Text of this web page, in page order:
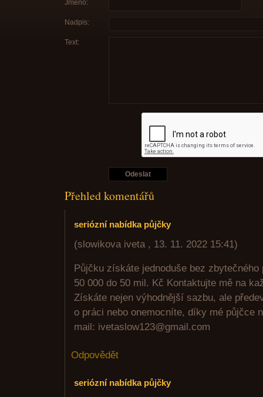
Jméno:
Nadpis:
Text:
Přehled komentářů
seriózní nabídka půjčky
(slowikova iveta , 13. 11. 2022 15:41)
Půjčku získáte jednoduše bez
50 000 do 50 mil. Kč Kontaktujte mě na
Získáte nejen výhodnější sazbu, ale
o práci nebo onemocníte, díky mé půjčce
mail: ivetaslow123@gmail.com
Odpovědět
seriózní nabídka půjčky